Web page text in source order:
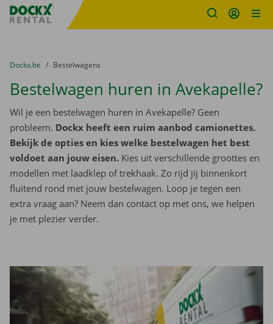
Fratello DEMO
U bevindt zich hier:
van
Dockx.be naar
Bestelwagens
Bestelwagen huren in Avekapelle?
Wil je een bestelwagen huren in Avekapelle? Geen
probleem. Dockx heeft een ruim aanbod camionettes.
Bekijk de opties en kies welke bestelwagen het best
voldoet aan jouw eisen. Kies uit verschillende groottes en
modellen met laadklep of trekhaak. Zo rijd jij binnenkort
fluitend rond met jouw bestelwagen. Loop je tegen een
extra vraag aan? Neem dan contact op met ons, we helpen
je met plezier verder.